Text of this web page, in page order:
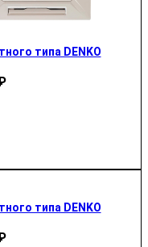
типа DENKO
типа DENKO